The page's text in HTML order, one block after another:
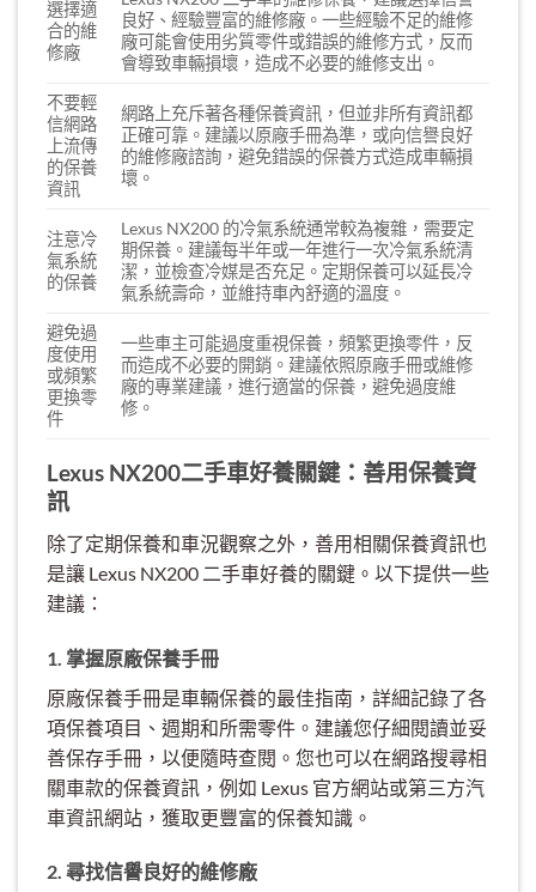
選擇適
合的維
修廠
良好、經驗豐富的維修廠。一些經驗不足的維修
廠可能會使用劣質零件或錯誤的維修方式，反而
會導致車輛損壞，造成不必要的維修支出。
不要輕
信網路
上流傳
的保養
資訊
網路上充斥著各種保養資訊，但並非所有資訊都
正確可靠。建議以原廠手冊為準，或向信譽良好
的維修廠諮詢，避免錯誤的保養方式造成車輛損
壞。
注意冷
氣系統
的保養
Lexus NX200 的冷氣系統通常較為複雜，需要定
期保養。建議每半年或一年進行一次冷氣系統清
潔，並檢查冷媒是否充足。定期保養可以延長冷
氣系統壽命，並維持車內舒適的溫度。
避免過
度使用
或頻繁
更換零
件
一些車主可能過度重視保養，頻繁更換零件，反
而造成不必要的開銷。建議依照原廠手冊或維修
廠的專業建議，進行適當的保養，避免過度維
修。
Lexus NX200二手車好養關鍵：善用保養資
訊
除了定期保養和車況觀察之外，善用相關保養資訊也
是讓 Lexus NX200 二手車好養的關鍵。以下提供一些
建議：
1. 掌握原廠保養手冊
原廠保養手冊是車輛保養的最佳指南，詳細記錄了各
項保養項目、週期和所需零件。建議您仔細閱讀並妥
善保存手冊，以便隨時查閱。您也可以在網路搜尋相
關車款的保養資訊，例如 Lexus 官方網站或第三方汽
車資訊網站，獲取更豐富的保養知識。
2. 尋找信譽良好的維修廠